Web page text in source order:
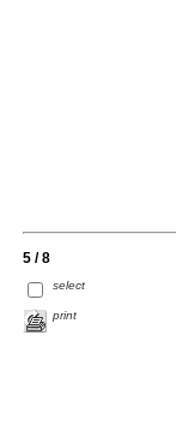
5 / 8
select
print